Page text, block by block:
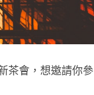
茶會，想邀請你參